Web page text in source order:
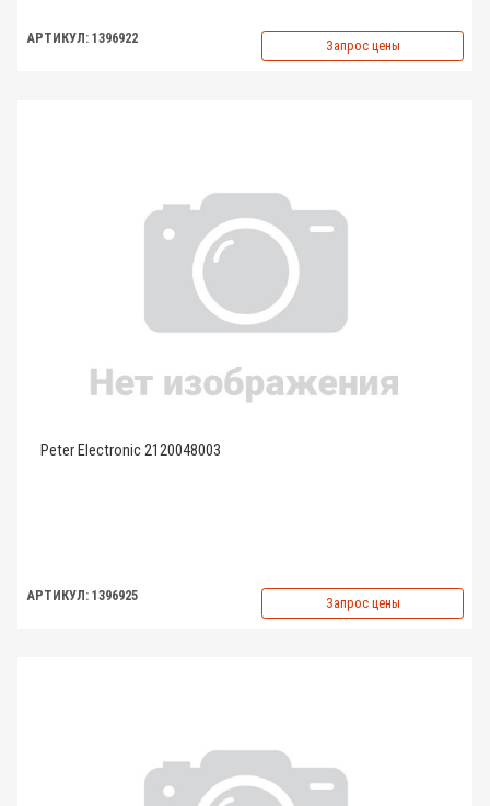
АРТИКУЛ: 1396922 Запрос цены
Peter Electronic 2120048003
АРТИКУЛ: 1396925 Запрос цены